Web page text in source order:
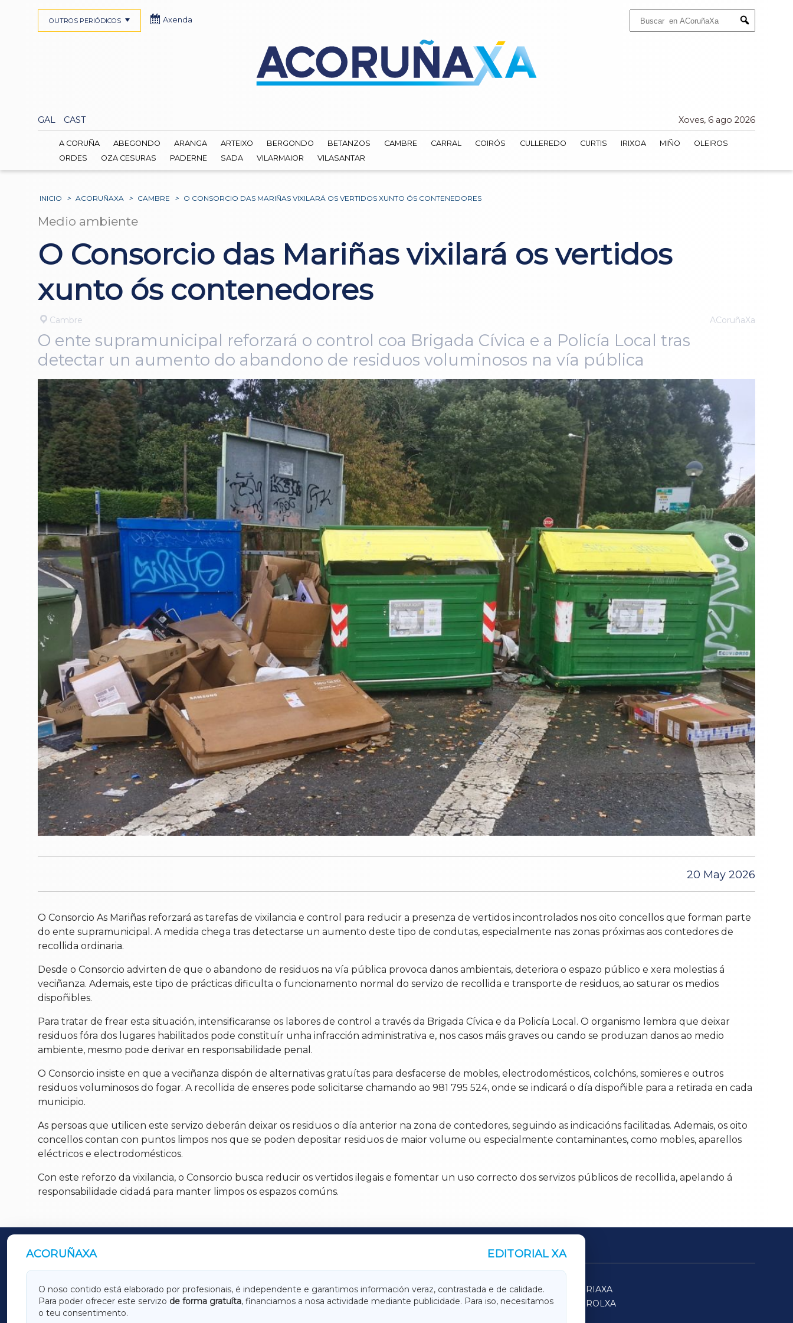
Submit
GAL CAST Xoves, 6 ago 2026
OUTROS PERIÓDICOS Axenda
A CORUÑA ABEGONDO ARANGA ARTEIXO BERGONDO BETANZOS CAMBRE CARRAL COIRÓS CULLEREDO CURTIS IRIXOA MIÑO
OLEIROS
ORDES
OZA CESURAS PADERNE SADA VILARMAIOR VILASANTAR
INICIO > ACORUÑAXA > CAMBRE > O CONSORCIO DAS MARIÑAS VIXILARÁ OS VERTIDOS XUNTO ÓS CONTENEDORES
Medio ambiente
O Consorcio das Mariñas vixilará os vertidos
xunto ós contenedores
Cambre ACoruñaXa
O ente supramunicipal reforzará o control coa Brigada Cívica e a Policía Local tras
detectar un aumento do abandono de residuos voluminosos na vía pública
20 May 2026
O Consorcio As Mariñas reforzará as tarefas de vixilancia e control para reducir a presenza de vertidos incontrolados nos oito concellos que forman parte
do ente supramunicipal. A medida chega tras detectarse un aumento deste tipo de condutas, especialmente nas zonas próximas aos contedores de
recollida ordinaria.
Desde o Consorcio advirten de que o abandono de residuos na vía pública provoca danos ambientais, deteriora o espazo público e xera molestias á
veciñanza. Ademais, este tipo de prácticas dificulta o funcionamento normal do servizo de recollida e transporte de residuos, ao saturar os medios
dispoñibles.
Para tratar de frear esta situación, intensificaranse os labores de control a través da Brigada Cívica e da Policía Local. O organismo lembra que deixar
residuos fóra dos lugares habilitados pode constituír unha infracción administrativa e, nos casos máis graves ou cando se produzan danos ao medio
ambiente, mesmo pode derivar en responsabilidade penal.
O Consorcio insiste en que a veciñanza dispón de alternativas gratuítas para desfacerse de mobles, electrodomésticos, colchóns, somieres e outros
residuos voluminosos do fogar. A recollida de enseres pode solicitarse chamando ao 981 795 524, onde se indicará o día dispoñible para a retirada en cada
municipio.
As persoas que utilicen este servizo deberán deixar os residuos o día anterior na zona de contedores, seguindo as indicacións facilitadas. Ademais, os oito
concellos contan con puntos limpos nos que se poden depositar residuos de maior volume ou especialmente contaminantes, como mobles, aparellos
eléctricos e electrodomésticos.
Con este reforzo da vixilancia, o Consorcio busca reducir os vertidos ilegais e fomentar un uso correcto dos servizos públicos de recollida, apelando á
responsabilidade cidadá para manter limpos os espazos comúns.
ACORUÑAXA EDITORIAL XA
O noso contido está elaborado por profesionais, é independente e garantimos información veraz, contrastada e de calidade.
Para poder ofrecer este servizo de forma gratuíta, financiamos a nosa actividade mediante publicidade. Para iso, necesitamos
o teu consentimento.
OUTROS PERIÓDICOS
GALICIAXA LUGOXA TERRACHAXA
SARRIAXA
AMARIÑAXA
RIBEIRASACRAXA ACORUÑAXA
FERROLXA
OURENSEXA